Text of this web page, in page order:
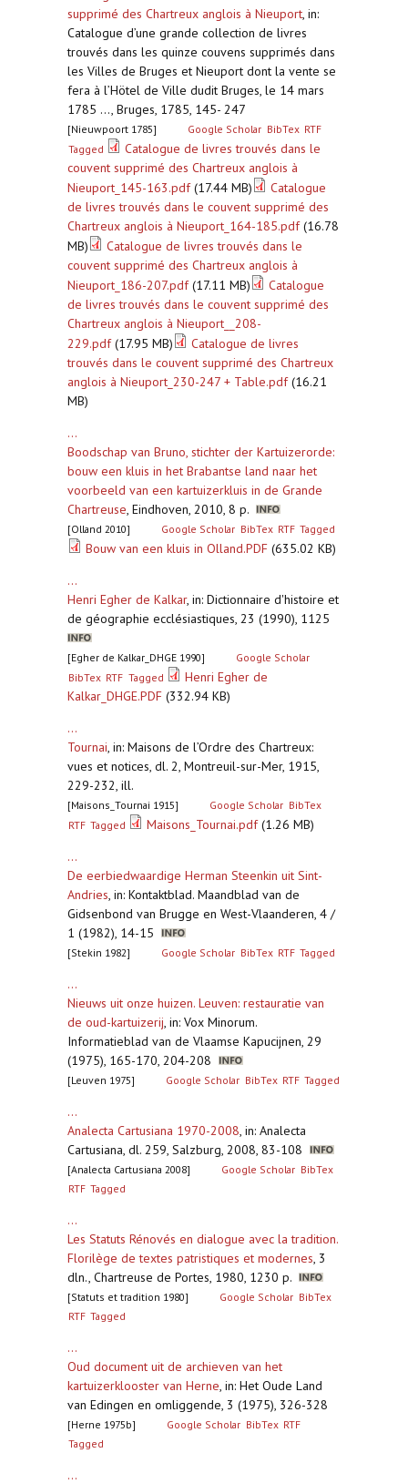
supprimé des Chartreux anglois à Nieuport, in:
Catalogue d’une grande collection de livres
trouvés dans les quinze couvens supprimés dans
les Villes de Bruges et Nieuport dont la vente se
fera à l’Hötel de Ville dudit Bruges, le 14 mars
1785 ..., Bruges, 1785, 145- 247
[Nieuwpoort 1785] Google Scholar BibTex RTF
Tagged
Catalogue de livres trouvés dans le
couvent supprimé des Chartreux anglois à
Nieuport_145-163.pdf(17.44 MB)
Catalogue
de livres trouvés dans le couvent supprimé des
Chartreux anglois à Nieuport_164-185.pdf(16.78
MB)
Catalogue de livres trouvés dans le
couvent supprimé des Chartreux anglois à
Nieuport_186-207.pdf(17.11 MB)
Catalogue
de livres trouvés dans le couvent supprimé des
Chartreux anglois à Nieuport__208-
229.pdf(17.95 MB)
Catalogue de livres
trouvés dans le couvent supprimé des Chartreux
anglois à Nieuport_230-247 + Table.pdf(16.21
MB)
...
Boodschap van Bruno, stichter der Kartuizerorde:
bouw een kluis in het Brabantse land naar het
voorbeeld van een kartuizerkluis in de Grande
Chartreuse, Eindhoven, 2010, 8 p.
[Olland 2010] Google Scholar BibTex RTF Tagged
Bouw van een kluis in Olland.PDF (635.02 KB)
...
Henri Egher de Kalkar, in: Dictionnaire d'histoire et
de géographie ecclésiastiques, 23 (1990), 1125
[Egher de Kalkar_DHGE 1990]
Google Scholar
BibTex RTF Tagged
Henri Egher de
Kalkar_DHGE.PDF (332.94 KB)
...
Tournai, in: Maisons de l’Ordre des Chartreux:
vues et notices, dl. 2, Montreuil-sur-Mer, 1915,
229-232, ill.
[Maisons_Tournai 1915] Google Scholar BibTex
RTF Tagged Maisons_Tournai.pdf(1.26 MB)
...
De eerbiedwaardige Herman Steenkin uit Sint-
Andries, in: Kontaktblad. Maandblad van de
Gidsenbond van Brugge en West-Vlaanderen, 4 /
1 (1982), 14-15
[Stekin 1982] Google Scholar BibTex RTF Tagged
...
Nieuws uit onze huizen. Leuven: restauratie van
de oud-kartuizerij, in: Vox Minorum.
Informatieblad van de Vlaamse Kapucijnen, 29
(1975), 165-170, 204-208
[Leuven 1975] Google Scholar BibTex RTF Tagged
...
Analecta Cartusiana 1970-2008, in: Analecta
Cartusiana, dl. 259, Salzburg, 2008, 83-108
[Analecta Cartusiana 2008] Google Scholar BibTex
RTF Tagged
...
Les Statuts Rénovés en dialogue avec la tradition.
Florilège de textes patristiques et modernes, 3
dln., Chartreuse de Portes, 1980, 1230 p.
[Statuts et tradition 1980] Google Scholar BibTex
RTF Tagged
...
Oud document uit de archieven van het
kartuizerklooster van Herne, in: Het Oude Land
van Edingen en omliggende, 3 (1975), 326-328
[Herne 1975b] Google Scholar BibTex RTF
Tagged
...